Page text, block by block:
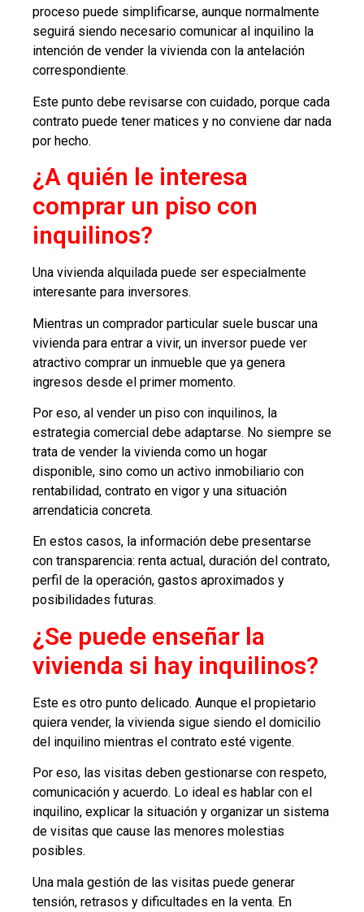
proceso puede simplificarse, aunque normalmente
seguirá siendo necesario comunicar al inquilino la
intención de vender la vivienda con la antelación
correspondiente.
Este punto debe revisarse con cuidado, porque cada
contrato puede tener matices y no conviene dar nada
por hecho.
¿A quién le interesa
comprar un piso con
inquilinos?
Una vivienda alquilada puede ser especialmente
interesante para inversores.
Mientras un comprador particular suele buscar una
vivienda para entrar a vivir, un inversor puede ver
atractivo comprar un inmueble que ya genera
ingresos desde el primer momento.
Por eso, al vender un piso con inquilinos, la
estrategia comercial debe adaptarse. No siempre se
trata de vender la vivienda como un hogar
disponible, sino como un activo inmobiliario con
rentabilidad, contrato en vigor y una situación
arrendaticia concreta.
En estos casos, la información debe presentarse
con transparencia: renta actual, duración del contrato,
perfil de la operación, gastos aproximados y
posibilidades futuras.
¿Se puede enseñar la
vivienda si hay inquilinos?
Este es otro punto delicado. Aunque el propietario
quiera vender, la vivienda sigue siendo el domicilio
del inquilino mientras el contrato esté vigente.
Por eso, las visitas deben gestionarse con respeto,
comunicación y acuerdo. Lo ideal es hablar con el
inquilino, explicar la situación y organizar un sistema
de visitas que cause las menores molestias
posibles.
Una mala gestión de las visitas puede generar
tensión, retrasos y dificultades en la venta. En